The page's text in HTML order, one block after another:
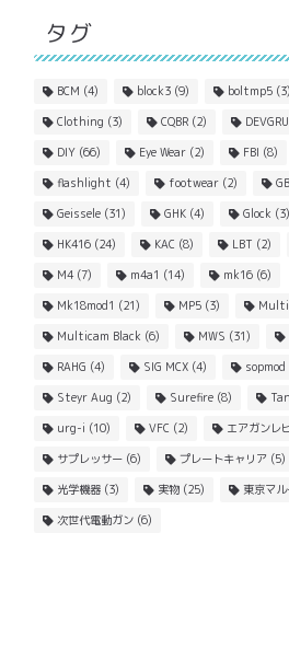
タグ
BCM (4) block3(9) boltmp5(3)
Clothing (3) CQBR(2) DEVGRU
DIY(66) Eye Wear(2) FBI (8)
flashlight (4) footwear(2)
Geissele(31) GHK(4) Glock (3)
HK416(24) KAC (8) LBT (2)
M4(7) m4a1 (14) mk16(6)
Mk18mod1 (21) MP5(3)
Multicam Black (6) MWS (31)
RAHG (4) SIG MCX(4) sopmod
Steyr Aug (2) Surefire(8)
urg-i (10) VFC (2) エアガンレ
サプレッサー(6) プレートキャリア (5)
光学機器(3) 実物(25) 東京マル
次世代電動ガン(6)